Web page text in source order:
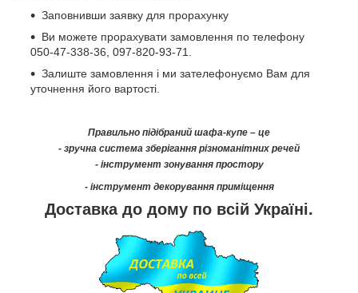
Заповнивши заявку для прорахунку
Ви можете прорахувати замовлення по телефону
050-47-338-36, 097-820-93-71.
Залиште замовлення і ми зателефонуємо Вам для
уточнення його вартості.
Правильно підібраний шафа-купе – це
- зручна система зберігання різноманітних речей
- інструмент зонування простору
- інструмент декорування приміщення
Доставка до дому по всій Україні.